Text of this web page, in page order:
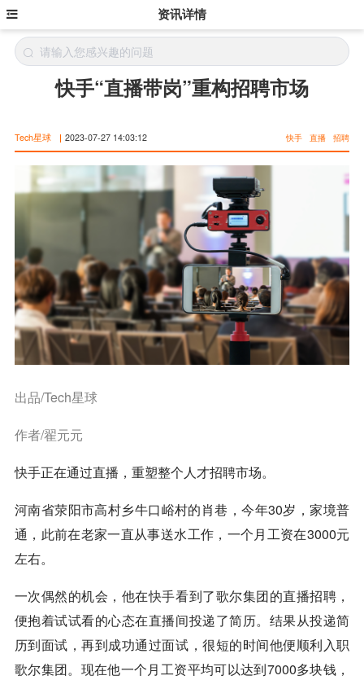
资讯详情
快手“直播带岗”重构招聘市场
Tech星球 | 2023-07-27 14:03:12 快手 直播 招聘
出品/Tech星球
作者/翟元元
快手正在通过直播，重塑整个人才招聘市场。
河南省荥阳市高村乡牛口峪村的肖巷，今年30岁，家境普
通，此前在老家一直从事送水工作，一个月工资在3000元
左右。
一次偶然的机会，他在快手看到了歌尔集团的直播招聘，
便抱着试试看的心态在直播间投递了简历。结果从投递简
历到面试，再到成功通过面试，很短的时间他便顺利入职
歌尔集团。现在他一个月工资平均可以达到7000多块钱，